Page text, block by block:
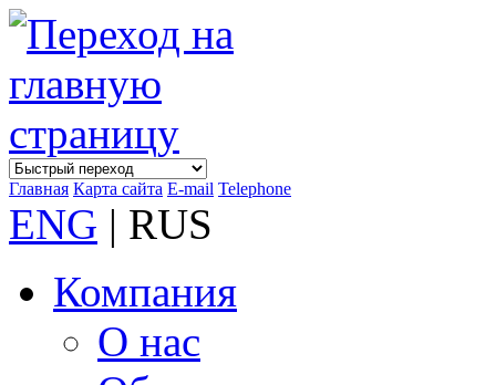
Главная Карта сайта E-mail Telephone
ENG | RUS
Компания
О нас